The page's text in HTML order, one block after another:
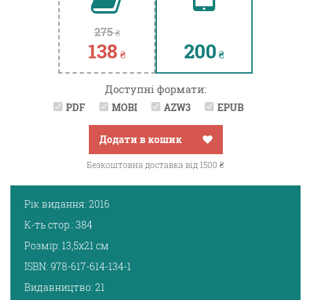
275₴
138 ₴ 200 ₴
Доступні формати:
PDF MOBI AZW3 EPUB
Додати в кошик
Безкоштовна доставка від 1500 ₴
Рік видання: 2016
К-ть стор.: 384
Розмір: 13,5х21 см
ISBN: 978-617-614-134-1
Видавництво: 21